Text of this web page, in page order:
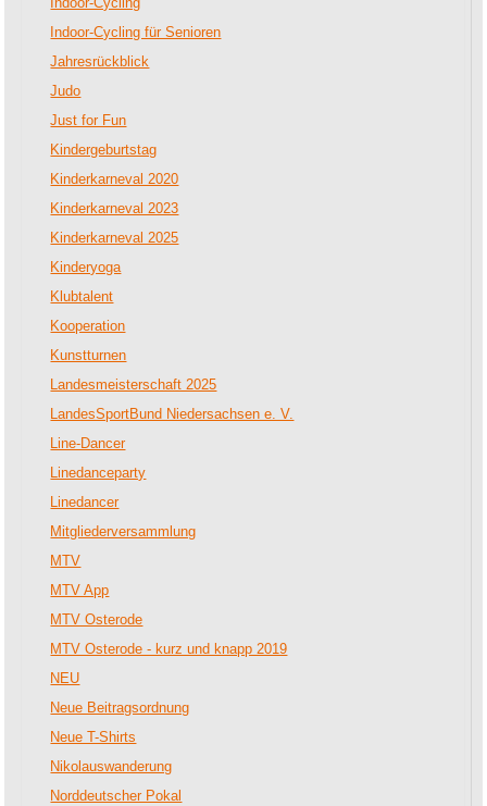
Indoor-Cycling für Senioren
Jahresrückblick
Judo
Just for Fun
Kindergeburtstag
Kinderkarneval 2020
Kinderkarneval 2023
Kinderkarneval 2025
Kinderyoga
Klubtalent
Kooperation
Kunstturnen
Landesmeisterschaft 2025
LandesSportBund Niedersachsen e. V.
Line-Dancer
Linedanceparty
Linedancer
Mitgliederversammlung
MTV
MTV App
MTV Osterode
MTV Osterode - kurz und knapp 2019
NEU
Neue Beitragsordnung
Neue T-Shirts
Nikolauswanderung
Norddeutscher Pokal